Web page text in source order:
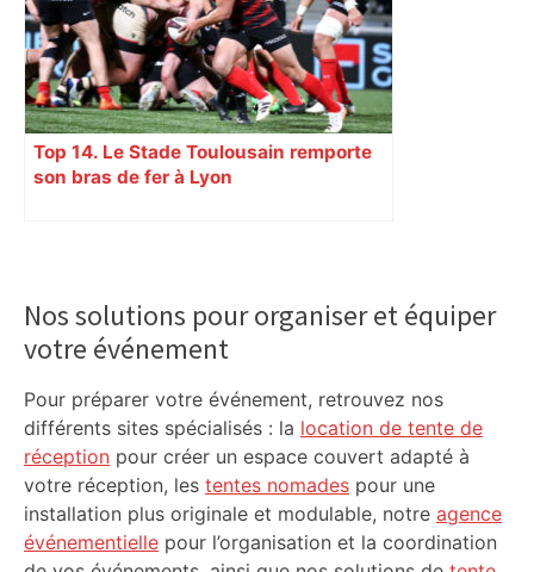
Top 14. Le Stade Toulousain remporte
son bras de fer à Lyon
Sidebar
Nos solutions pour organiser et équiper
votre événement
Pour préparer votre événement, retrouvez nos
différents sites spécialisés : la location de tente de
réception pour créer un espace couvert adapté à
votre réception, les tentes nomades pour une
installation plus originale et modulable, notre agence
événementielle pour l’organisation et la coordination